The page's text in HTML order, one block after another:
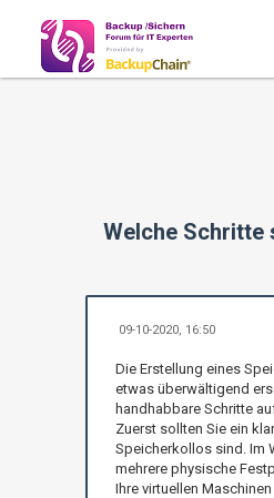
Welche Schritte
09-10-2020, 16:50
Die Erstellung eines
etwas überwältigend
handhabbare Schritte
Zuerst sollten Sie ein
Speicherkollos sind. Im
mehrere physische
Ihre virtuellen